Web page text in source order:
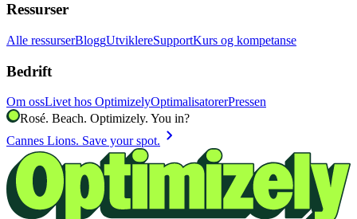
Ressurser
Alle ressurserBloggUtviklereSupportKurs og kompetanse
Bedrift
Om ossLivet hos OptimizelyOptimalisatorerPressen
Rosé. Beach. Optimizely. You in?
Cannes Lions. Save your spot. chevron_right